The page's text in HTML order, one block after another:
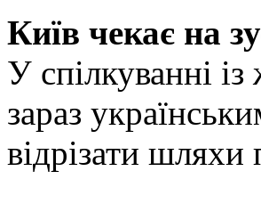
Київ чекає на
У спілкуванні
зараз
відрізати шляхи